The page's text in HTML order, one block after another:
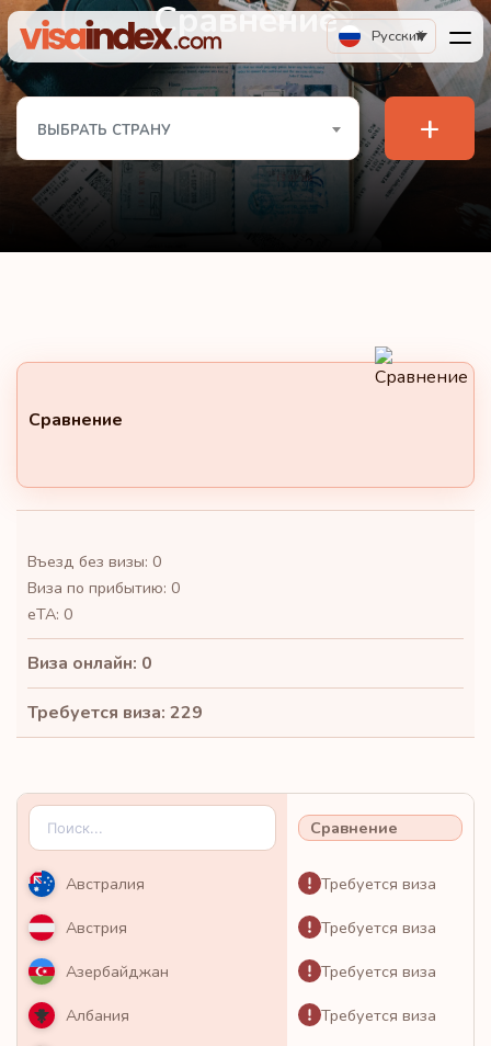
Русский
Сравнение
ВЫБРАТЬ СТРАНУ +
Сравнение
Въезд без визы: 0
Виза по прибытию: 0
eTA: 0
Виза онлайн: 0
Требуется виза: 229
Сравнение
Австралия Требуется виза
Австрия Требуется виза
Азербайджан Требуется виза
Албания Требуется виза